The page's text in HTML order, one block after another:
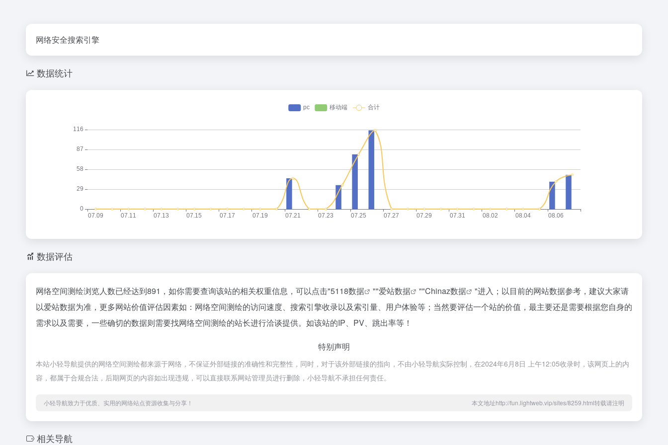
网络安全搜索引擎
数据统计
数据评估
网络空间测绘浏览人数已经达到891，如你需要查询该站的相关权重信息，可以点击"5118数据 ""爱站数据 ""Chinaz数据
"进入；以目前的网站数据参考，建议大家请
以爱站数据为准，更多网站价值评估因素如：网络空间测绘的访问速度、搜索引擎收录以及索引量、用户体验等；当然要评估一个站的价值，最主要还是需要根据您自身的
需求以及需要，一些确切的数据则需要找网络空间测绘的站长进行洽谈提供。如该站的IP、PV、跳出率等！
特别声明
本站小轻导航提供的网络空间测绘都来源于网络，不保证外部链接的准确性和完整性，同时，对于该外部链接的指向，不由小轻导航实际控制，在2024年6月8日 上午12:05收录时，该网页上的内
容，都属于合规合法，后期网页的内容如出现违规，可以直接联系网站管理员进行删除，小轻导航不承担任何责任。
小轻导航致力于优质、实用的网络站点资源收集与分享！ 本文地址http://fun.lightweb.vip/sites/8259.html转载请注明
相关导航